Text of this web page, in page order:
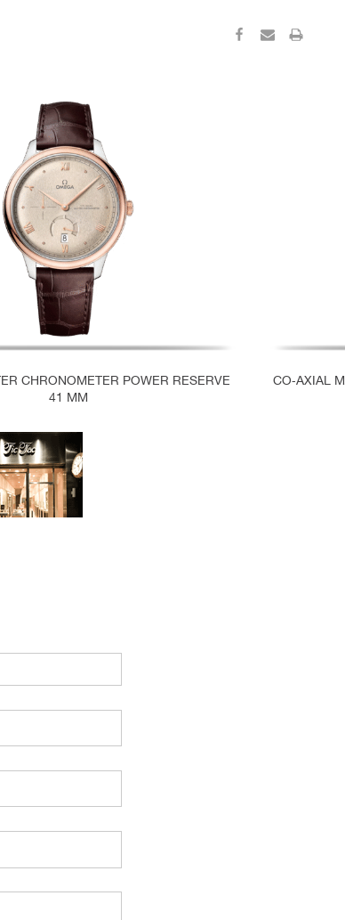
CHRONOMETER POWER RESERVE
41 MM
CO‑AXIAL